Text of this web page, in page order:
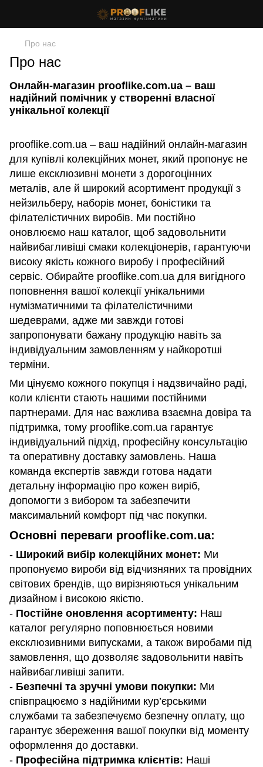
Про нас
Про нас
Онлайн-магазин prooflike.com.ua – ваш
надійний помічник у створенні власної
унікальної колекції
prooflike.com.ua – ваш надійний онлайн-магазин
для купівлі колекційних монет, який пропонує не
лише ексклюзивні монети з дорогоцінних
металів, але й широкий асортимент продукції з
нейзильберу, наборів монет, боністики та
філателістичних виробів. Ми постійно
оновлюємо наш каталог, щоб задовольнити
найвибагливіші смаки колекціонерів, гарантуючи
високу якість кожного виробу і професійний
сервіс. Обирайте prooflike.com.ua для вигідного
поповнення вашої колекції унікальними
нумізматичними та філателістичними
шедеврами, адже ми завжди готові
запропонувати бажану продукцію навіть за
індивідуальним замовленням у найкоротші
терміни.
Ми цінуємо кожного покупця і надзвичайно раді,
коли клієнти стають нашими постійними
партнерами. Для нас важлива взаємна довіра та
підтримка, тому prooflike.com.ua гарантує
індивідуальний підхід, професійну консультацію
та оперативну доставку замовлень. Наша
команда експертів завжди готова надати
детальну інформацію про кожен виріб,
допомогти з вибором та забезпечити
максимальний комфорт під час покупки.
Основні переваги prooflike.com.ua:
- Широкий вибір колекційних монет: Ми
пропонуємо вироби від відчизняних та провідних
світових брендів, що вирізняються унікальним
дизайном і високою якістю.
- Постійне оновлення асортименту: Наш
каталог регулярно поповнюється новими
ексклюзивними випусками, а також виробами під
замовлення, що дозволяє задовольнити навіть
найвибагливіші запити.
- Безпечні та зручні умови покупки: Ми
співпрацюємо з надійними кур’єрськими
службами та забезпечуємо безпечну оплату, що
гарантує збереження вашої покупки від моменту
оформлення до доставки.
- Професійна підтримка клієнтів: Наші